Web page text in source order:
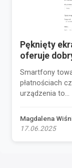
Pęknięty
oferuje
Smartfony
płatnościach
urządzenia to...
Magdalena
17.06.2025